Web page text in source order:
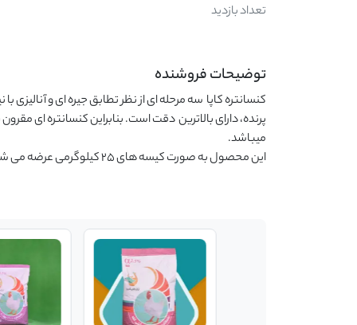
تعداد بازدید
توضیحات فروشنده
این محصول به صورت کیسه های 25 کیلوگرمی عرضه می شود.